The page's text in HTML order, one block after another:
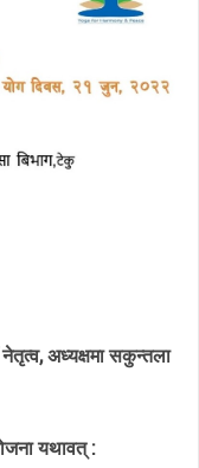
अध्यक्षमा सकुन्तला
यथावत् :